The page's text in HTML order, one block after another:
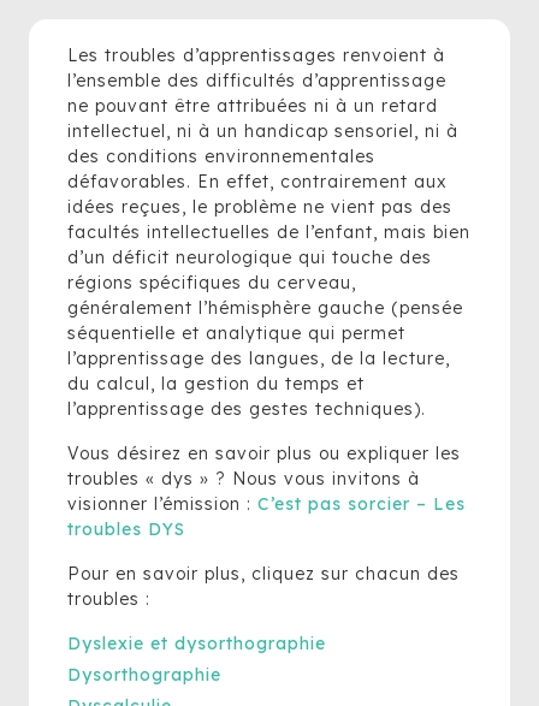
Les troubles d’apprentissages renvoient à
l’ensemble des difficultés d’apprentissage
ne pouvant être attribuées ni à un retard
intellectuel, ni à un handicap sensoriel, ni à
des conditions environnementales
défavorables. En effet, contrairement aux
idées reçues, le problème ne vient pas des
facultés intellectuelles de l’enfant, mais bien
d’un déficit neurologique qui touche des
régions spécifiques du cerveau,
généralement l’hémisphère gauche (pensée
séquentielle et analytique qui permet
l’apprentissage des langues, de la lecture,
du calcul, la gestion du temps et
l’apprentissage des gestes techniques).
Vous désirez en savoir plus ou expliquer les
troubles « dys » ? Nous vous invitons à
visionner l’émission : C’est pas sorcier – Les
troubles DYS
Pour en savoir plus, cliquez sur chacun des
troubles :
Dyslexie et dysorthographie
Dysorthographie